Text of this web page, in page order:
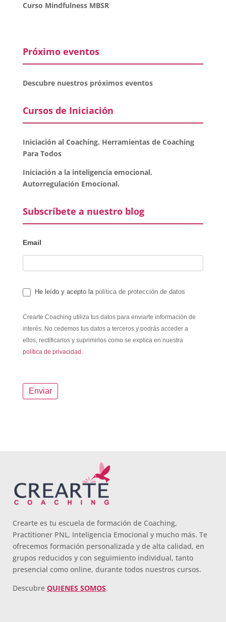
Curso Mindfulness MBSR
Próximo eventos
Descubre nuestros próximos eventos
Cursos de Iniciación
Iniciación al Coaching. Herramientas de Coaching
Para Todos
Iniciación a la inteligencia emocional.
Autorregulación Emocional.
Subscríbete a nuestro blog
Email
He leído y acepto la política de protección de datos
Crearte Coaching utiliza tus datos para enviarte información de
interés. No cedemos tus datos a terceros y podrás acceder a
ellos, rectificarlos y suprimirlos como se explica en nuestra
política de privacidad.
Crearte es tu escuela de formación de Coaching,
Practitioner PNL, Inteligencia Emocional y mucho más. Te
ofrecemos formación personalizada y de alta calidad, en
grupos reducidos y con seguimiento individual, tanto
presencial como online, durante todos nuestros cursos.
Descubre QUIENES SOMOS.